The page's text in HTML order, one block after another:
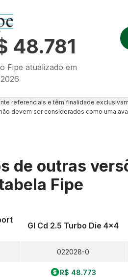
48.781
Fipe atualizado em
referenciais e têm finalidade
devem ser considerados como uma
de outras
Fipe
Gl Cd 2.5 Turbo Die 4x4
022028-0
R$ 48.773